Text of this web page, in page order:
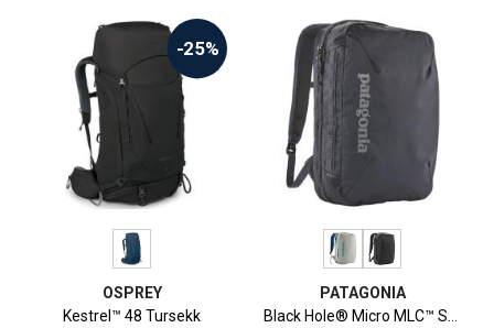
-25%
OSPREY
Kestrel™ 48 Tursekk
PATAGONIA